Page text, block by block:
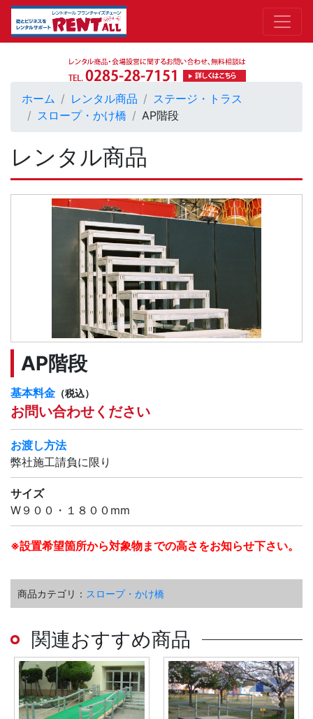
ホーム レンタル商品
ステージ・トラス
スロープ・かけ橋
AP階段
レンタル商品
AP階段
基本料金 （税込）
お問い合わせください
お渡し方法
弊社施工請負に限り
サイズ
W９００・１８００mm
※設置希望箇所から対象物までの高さをお知らせ下さい。
商品カテゴリ： スロープ・かけ橋
関連おすすめ商品